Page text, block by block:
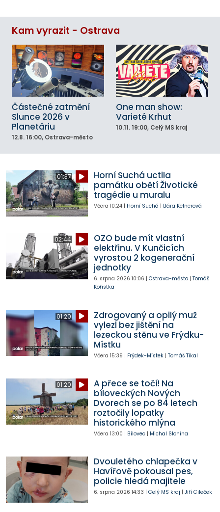
Kam vyrazit - Ostrava
Částečné zatmění
Slunce 2026 v
Planetáriu
12.8. 16:00, Ostrava-město
One man show:
Varieté Krhut
10.11. 19:00, Celý MS kraj
01:37
Horní Suchá uctila
památku obětí Životické
tragédie u muralu
Včera 10:24| Horní Suchá | Bára Kelnerová
02:44
OZO bude mít vlastní
elektřinu. V Kunčicích
vyrostou 2 kogenerační
jednotky
6. srpna 2026 10:06 | Ostrava-město| Tomáš
Kořistka
01:20
Zdrogovaný a opilý muž
vylezl bez jištění na
lezeckou stěnu ve Frýdku-
Místku
Včera 15:39 | Frýdek-Místek| Tomáš Tikal
01:20
A přece se točí! Na
bíloveckých Nových
Dvorech se po 84 letech
roztočily lopatky
historického mlýna
Včera 13:00 | Bílovec| Michal Slonina
Dvouletého chlapečka v
Havířově pokousal pes,
policie hledá majitele
6. srpna 2026 14:33 | Celý MS kraj | Jiří Cileček